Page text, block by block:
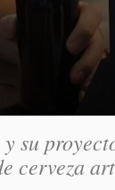
su
cerveza